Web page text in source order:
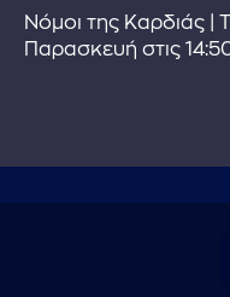
Νόμοι της Καρδιάς |
Παρασκευή στις